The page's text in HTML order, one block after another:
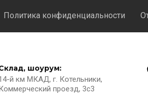
Политика конфиденциальности
шоурум:
й км МКАД, г. Котельники,
проезд, 3с3